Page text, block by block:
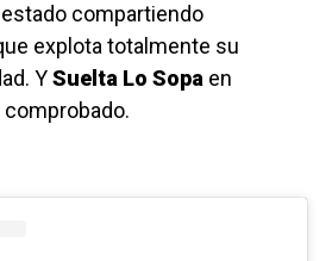
estado compartiendo
explota totalmente su
YSuelta Lo Sopa en
comprobado.